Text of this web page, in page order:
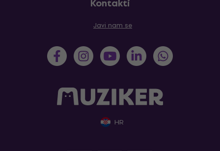
Kontakti
Javi nam se
HR